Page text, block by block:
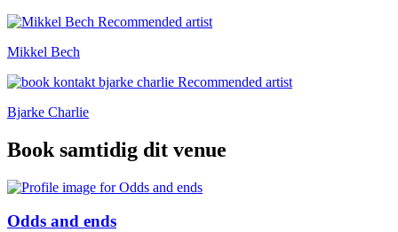
Mikkel Bech
Bjarke Charlie
Book samtidig dit venue
Odds and ends